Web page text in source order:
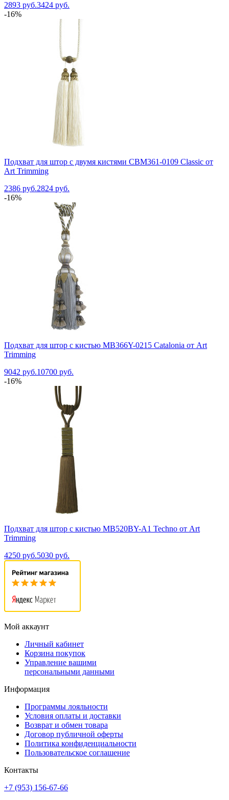
2893 руб.3424 руб.
-16%
Подхват для штор с двумя кистями CBM361-0109 Classic от
Art Trimming
2386 руб.2824 руб.
-16%
Подхват для штор с кистью MB366Y-0215 Catalonia от Art
Trimming
9042 руб.10700 руб.
-16%
Подхват для штор с кистью MB520BY-A1 Techno от Art
Trimming
4250 руб.5030 руб.
Мой аккаунт
Личный кабинет
Корзина покупок
Управление вашими
персональными данными
Информация
Программы лояльности
Условия оплаты и доставки
Возврат и обмен товара
Договор публичной оферты
Политика конфиденциальности
Пользовательское соглашение
Контакты
+7 (953) 156-67-66